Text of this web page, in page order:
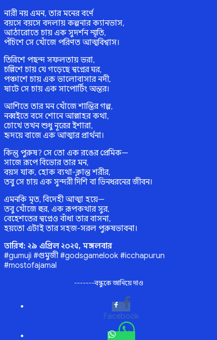
নারী নয় এমন, তার মনের বর্ণে
বয়সে বয়সে বদলায় কল্পনার ক্যানভাস,
আঠারোতে চায় এক সুদর্শন স্মৃতি,
পঁচিশে সে খোঁজে পরিণত আত্মবিশ্বাস।
তিরিশে পছন্দ সফলতায় ভরা,
চল্লিশে চায় যে গড়েছে স্বপ্নের ঘর,
পঞ্চাশে চায় এক ভালোবাসার নদী,
ষাটে সে চায় এক সাপোর্টিং অন্তর।
আশিতে তার মন খোঁজে শান্তির গল্প,
নব্বইতে বসে শোনে আল্লাহর কথা,
চোখে তখন শুধু নূরের ইশারা,
হৃদয়ে বাজে এক আত্মার প্রার্থনা।
কিন্তু পুরুষ? সে তো এক রঙের প্রেমিক—
সাজে রূপে বিভোর তার মন,
বয়স যাক, হোক ব্যথা-ক্লান্ত শরীর,
তবু সে চায় এক সুন্দরী দিশি বা ভিনধরনের জীবন।
এমনকি মৃত, বিদেহী আত্মা হয়ে—
তবু খোঁজে হুর, এক রূপকথার সুর,
বেহেশতের স্বপ্নেও বাঁধা তার বাসনা,
হয়তো এটাই তার সহজ-সরল পুরুষভাবনা।
তারিখ: ২৯ এপ্রিল ২০২৫, মঙ্গলবার
#gumuji #গুমুজী #godsgamelook #icchapurun
#mostofajamal
-------বন্ধুকে জানিয়ে দাও
Facebook